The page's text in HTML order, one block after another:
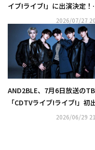
イブ!ライブ!」に出演決定！
バズり中の「It's Me」を含
曲をフルサイズで披露
2026/07/27
AND2BLE、7月6日放送の
「CDTVライブ!ライブ!」初
が決定！サブタイトル曲「
2026/06/29